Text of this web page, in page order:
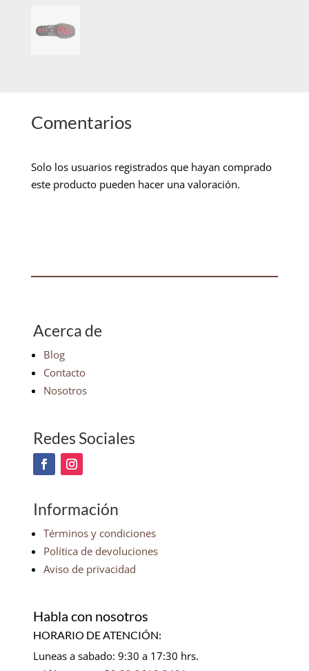
Comentarios
Solo los usuarios registrados que hayan comprado
este producto pueden hacer una valoración.
Acerca de
Blog
Contacto
Nosotros
Redes Sociales
Información
Términos y condiciones
Política de devoluciones
Aviso de privacidad
Habla con nosotros
HORARIO DE ATENCIÓN:
Luneas a sabado: 9:30 a 17:30 hrs.